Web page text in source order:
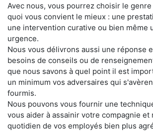
Avec nous, vous pourrez choisir le
quoi vous convient le mieux : une
une intervention curative ou bien même
urgence.
Nous vous délivrons aussi une réponse
besoins de conseils ou de
que nous savons à quel point il est
un minimum vos adversaires qui
fourmis.
Nous pouvons vous fournir une
vous aider à assainir votre compagnie et
quotidien de vos employés bien plus